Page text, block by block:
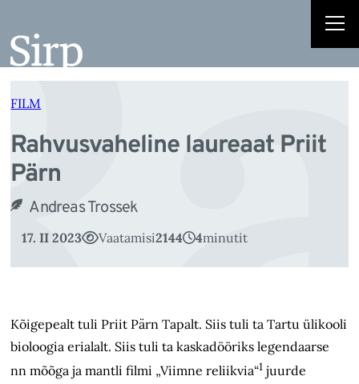
juurde
FILM
Rahvusvaheline laureaat Priit
Pärn
Andreas Trossek
17. II 2023 Vaatamisi2144 4minutit
Kõigepealt tuli Priit Pärn Tapalt. Siis tuli ta Tartu ülikooli
bioloogia erialalt. Siis tuli ta kaskadööriks legendaarse
nn mõõga ja mantli filmi „Viimne reliikvia“1 juurde